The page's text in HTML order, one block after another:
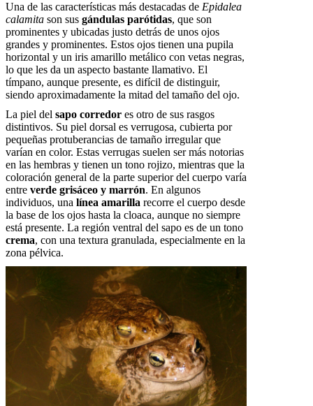
Una de las características más destacadas de Epidalea
calamita son sus gándulas parótidas, que son
prominentes y ubicadas justo detrás de unos ojos
grandes y prominentes. Estos ojos tienen una pupila
horizontal y un iris amarillo metálico con vetas negras,
lo que les da un aspecto bastante llamativo. El
tímpano, aunque presente, es difícil de distinguir,
siendo aproximadamente la mitad del tamaño del ojo.
La piel del sapo corredor es otro de sus rasgos
distintivos. Su piel dorsal es verrugosa, cubierta por
pequeñas protuberancias de tamaño irregular que
varían en color. Estas verrugas suelen ser más notorias
en las hembras y tienen un tono rojizo, mientras que la
coloración general de la parte superior del cuerpo varía
entre verde grisáceo y marrón. En algunos
individuos, una línea amarilla recorre el cuerpo desde
la base de los ojos hasta la cloaca, aunque no siempre
está presente. La región ventral del sapo es de un tono
crema, con una textura granulada, especialmente en la
zona pélvica.